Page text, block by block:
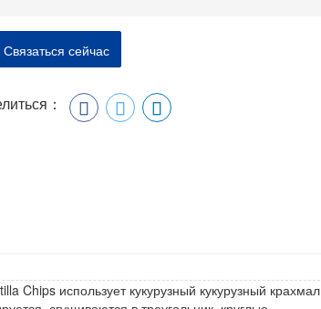
сейчас
：
Chips использует кукурузный кукурузный крахмал